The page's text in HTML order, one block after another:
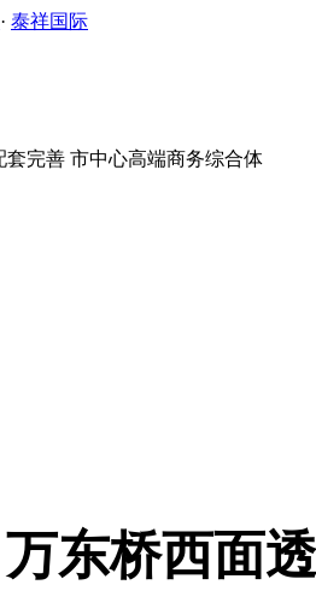
· 泰祥国际
套完善 市中心高端商务综合体
东桥西面